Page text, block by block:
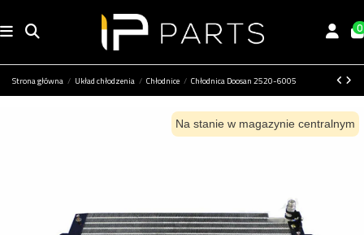
0
Strona główna Układ chłodzenia Chłodnice Chłodnica Doosan 2520-6005
Na stanie w magazynie centralnym